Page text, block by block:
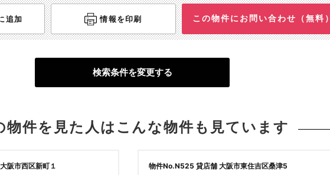
追加 情報を印刷 この物件にお問い合わせ（無料）
検索条件を変更する
物件を見た人はこんな物件も見ています
阪市西区新町１ 物件No.N525 貸店舗 大阪市東住吉区桑津5